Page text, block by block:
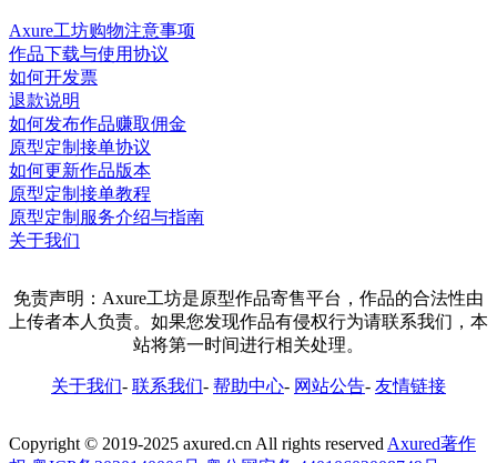
Axure工坊购物注意事项
作品下载与使用协议
如何开发票
退款说明
如何发布作品赚取佣金
原型定制接单协议
如何更新作品版本
原型定制接单教程
原型定制服务介绍与指南
关于我们
免责声明：Axure工坊是原型作品寄售平台，作品的合法性由
上传者本人负责。如果您发现作品有侵权行为请联系我们，本
站将第一时间进行相关处理。
关于我们- 联系我们- 帮助中心- 网站公告- 友情链接
Copyright © 2019-2025 axured.cn All rights reserved Axured著作